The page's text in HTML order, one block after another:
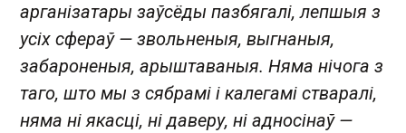
арганізатары заўсёды пазбягалі, лепшыя з
усіх сфераў — звольненыя, выгнаныя,
забароненыя, арыштаваныя. Няма нічога з
таго, што мы з сябрамі і калегамі стваралі,
няма ні якасці, ні даверу, ні адносінаў —